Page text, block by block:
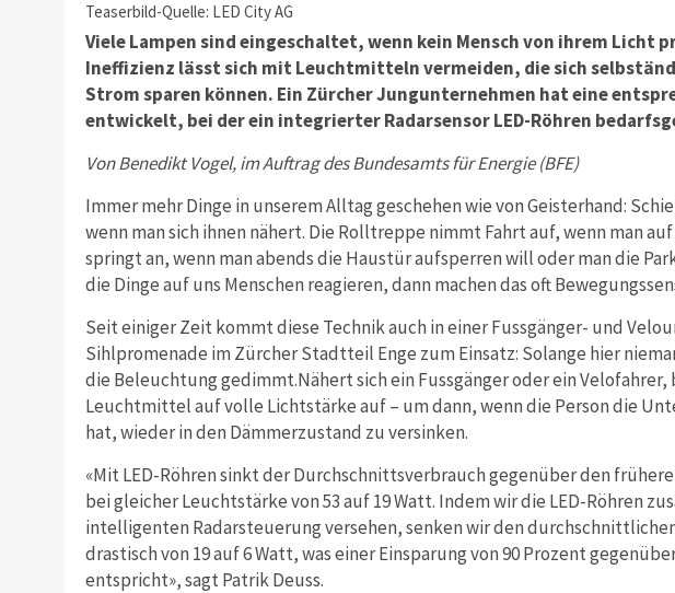
Teaserbild-Quelle: LED City AG
Viele Lampen sind eingeschaltet, wenn kein Mensch von ihrem Licht
Ineffizienz lässt sich mit Leuchtmitteln vermeiden, die sich
Strom sparen können. Ein Zürcher Jungunternehmen hat eine
entwickelt, bei der ein integrierter Radarsensor LED-Röhren
Von Benedikt Vogel, im Auftrag des Bundesamts für Energie (BFE)
Immer mehr Dinge in unserem Alltag geschehen wie von Geisterhand:
wenn man sich ihnen nähert. Die Rolltreppe nimmt Fahrt auf, wenn man
springt an, wenn man abends die Haustür aufsperren will oder man die
die Dinge auf uns Menschen reagieren, dann machen das oft
Seit einiger Zeit kommt diese Technik auch in einer Fussgänger- und
Sihlpromenade im Zürcher Stadtteil Enge zum Einsatz: Solange hier
die Beleuchtung gedimmt.Nähert sich ein Fussgänger oder ein Velofahrer,
Leuchtmittel auf volle Lichtstärke auf – um dann, wenn die Person die
hat, wieder in den Dämmerzustand zu versinken.
«Mit LED-Röhren sinkt der Durchschnittsverbrauch gegenüber den
bei gleicher Leuchtstärke von 53 auf 19 Watt. Indem wir die LED-Röhren
intelligenten Radarsteuerung versehen, senken wir den
drastisch von 19 auf 6 Watt, was einer Einsparung von 90 Prozent
entspricht», sagt Patrik Deuss.